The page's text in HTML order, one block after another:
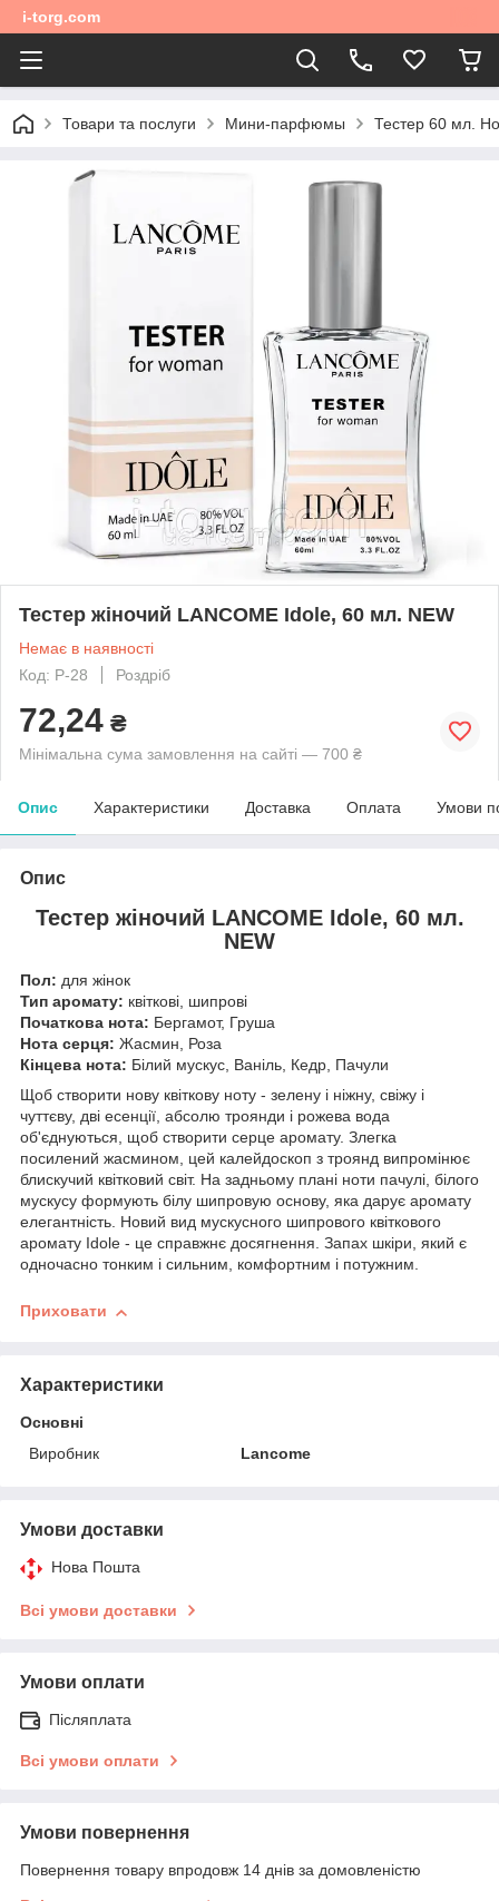
i-torg.com
Товари та послуги Мини-парфюмы Тестер 60 мл.
Тестер жіночий LANCOME Idole, 60 мл. NEW
Немає в наявності
Код: P-28
Роздріб
72,24 ₴
Мінімальна сума замовлення на сайті — 700 ₴
Опис Характеристики Доставка Оплата Умови
Опис
Тестер жіночий LANCOME Idole, 60 мл.
NEW
Пол: для жінок
Тип аромату: квіткові, шипрові
Початкова нота: Бергамот, Груша
Нота серця: Жасмин, Роза
Кінцева нота: Білий мускус, Ваніль, Кедр, Пачули
Щоб створити нову квіткову ноту - зелену і ніжну, свіжу і
чуттєву, дві есенції, абсолю троянди і рожева вода
об'єднуються, щоб створити серце аромату. Злегка
посилений жасмином, цей калейдоскоп з троянд випромінює
блискучий квітковий світ. На задньому плані ноти пачулі, білого
мускусу формують білу шипровую основу, яка дарує аромату
елегантність. Новий вид мускусного шипрового квіткового
аромату Idole - це справжнє досягнення. Запах шкіри, який є
одночасно тонким і сильним, комфортним і потужним.
Приховати
Характеристики
Основні
Виробник
Lancome
Умови доставки
Нова Пошта
Всі умови доставки
Умови оплати
Післяплата
Всі умови оплати
Умови повернення
Повернення товару впродовж 14 днів за домовленістю